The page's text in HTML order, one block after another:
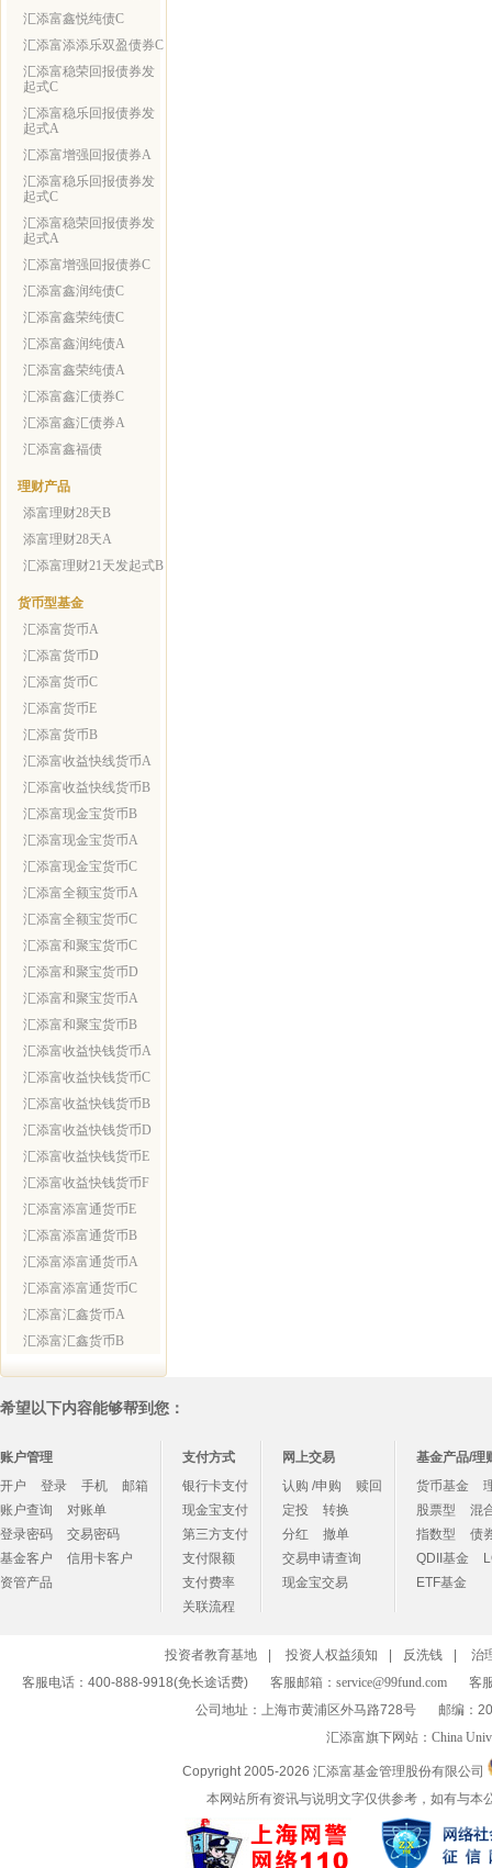
汇添富鑫悦纯债C
汇添富添添乐双盈债券C
汇添富稳荣回报债券发
起式C
汇添富稳乐回报债券发
起式A
汇添富增强回报债券A
汇添富稳乐回报债券发
起式C
汇添富稳荣回报债券发
起式A
汇添富增强回报债券C
汇添富鑫润纯债C
汇添富鑫荣纯债C
汇添富鑫润纯债A
汇添富鑫荣纯债A
汇添富鑫汇债券C
汇添富鑫汇债券A
汇添富鑫福债
理财产品
添富理财28天B
添富理财28天A
汇添富理财21天发起式B
货币型基金
汇添富货币A
汇添富货币D
汇添富货币C
汇添富货币E
汇添富货币B
汇添富收益快线货币A
汇添富收益快线货币B
汇添富现金宝货币B
汇添富现金宝货币A
汇添富现金宝货币C
汇添富全额宝货币A
汇添富全额宝货币C
汇添富和聚宝货币C
汇添富和聚宝货币D
汇添富和聚宝货币A
汇添富和聚宝货币B
汇添富收益快钱货币A
汇添富收益快钱货币C
汇添富收益快钱货币B
汇添富收益快钱货币D
汇添富收益快钱货币E
汇添富收益快钱货币F
汇添富添富通货币E
汇添富添富通货币B
汇添富添富通货币A
汇添富添富通货币C
汇添富汇鑫货币A
汇添富汇鑫货币B
希望以下内容能够帮到您：
账户管理
开户
登录 手机
邮箱
账户查询
对账单
登录密码
交易密码
基金客户
信用卡客户
资管产品
支付方式
银行卡支付
现金宝支付
第三方支付
支付限额
支付费率
关联流程
网上交易
认购 /申购
赎回
定投
转换
分红
撤单
交易申请查询
现金宝交易
基金产品/理
货币基金
股票型
混
指数型
债
QDII基金
ETF基金
投资者教育基地 投资人权益须知 反洗钱
治
客服电话：400-888-9918(免长途话费)
客服邮箱： service@99fund.com
客
公司地址：上海市黄浦区外马路728号
邮编：
汇添富旗下网站： China
Copyright 2005-2026 汇添富基金管理股份有限公司
本网站所有资讯与说明文字仅供参考，如有与本